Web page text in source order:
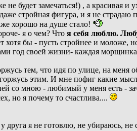
не будет замечаться!) , а красивая
стройная фигура, и я не страдаю
хорошо на душе стало!
я о чем? Что я себя люблю.
хотя бы - пусть стройнее и моложе,
год своей жизни- каждая
тем, что идя по улице, на
этим. И мне пофиг какие
со мною - любимый у меня есть -
но я почему то счастлива....
друга я не готовлю, не убираюсь,